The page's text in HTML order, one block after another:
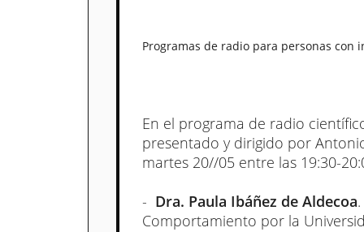
Programas de radio para personas con
En el programa de radio
presentado y dirigido por
martes 20//05 entre las 19:30-
- Dra. Paula Ibáñez de Aldecoa
Comportamiento por la